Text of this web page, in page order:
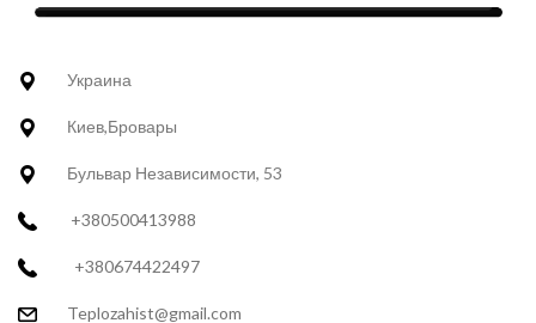
Украина
Киев,Бровары
Бульвар Независимости, 53
+380500413988
+380674422497
Teplozahist@gmail.com